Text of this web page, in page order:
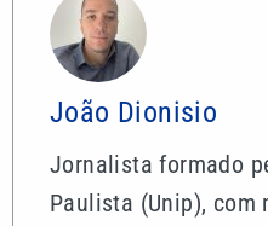
João Dionisio
Jornalista formado
Paulista (Unip), com